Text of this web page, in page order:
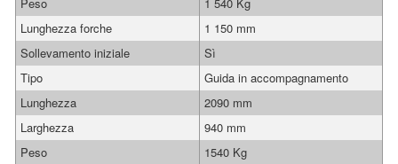
Lunghezza forche
1 150 mm
Sollevamento iniziale
Sì
Tipo
Guida in accompagnamento
Lunghezza
2090 mm
Larghezza
940 mm
Peso
1540 Kg